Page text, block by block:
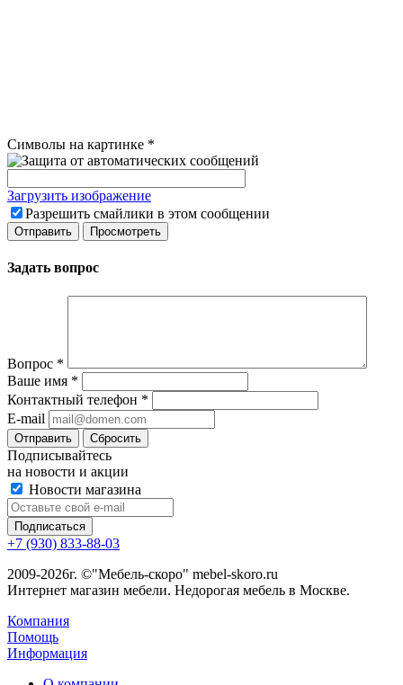
Символы на картинке *
Загрузить изображение
Разрешить смайлики в этом сообщении
Задать вопрос
Вопрос *
Ваше имя *
Контактный телефон *
E-mail
Сбросить
Подписывайтесь
на новости и акции
Новости магазина
+7 (930) 833-88-03
2009-2026г. ©"Мебель-скоро" mebel-skoro.ru
Интернет магазин мебели. Недорогая мебель в Москве.
Компания
Помощь
Информация